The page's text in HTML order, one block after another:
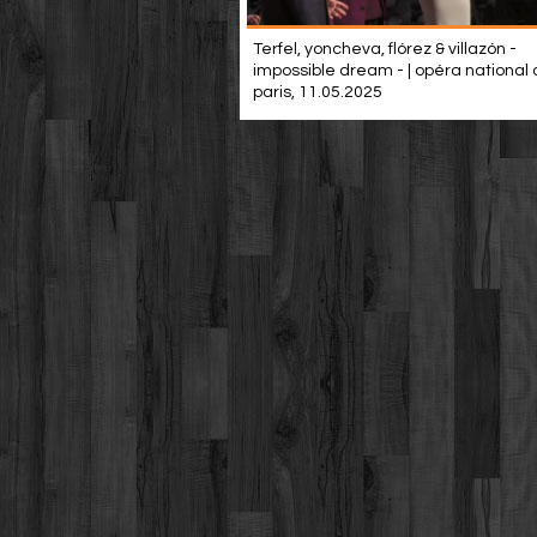
Terfel, yoncheva, flórez & villazón -
impossible dream - | opéra national
paris, 11.05.2025